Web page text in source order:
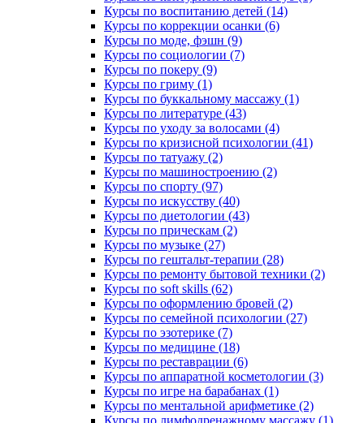
Курсы по воспитанию детей (14)
Курсы по коррекции осанки (6)
Курсы по моде, фэшн (9)
Курсы по социологии (7)
Курсы по покеру (9)
Курсы по гриму (1)
Курсы по буккальному массажу (1)
Курсы по литературе (43)
Курсы по уходу за волосами (4)
Курсы по кризисной психологии (41)
Курсы по татуажу (2)
Курсы по машиностроению (2)
Курсы по спорту (97)
Курсы по искусству (40)
Курсы по диетологии (43)
Курсы по прическам (2)
Курсы по музыке (27)
Курсы по гештальт-терапии (28)
Курсы по ремонту бытовой техники (2)
Курсы по soft skills (62)
Курсы по оформлению бровей (2)
Курсы по семейной психологии (27)
Курсы по эзотерике (7)
Курсы по медицине (18)
Курсы по реставрации (6)
Курсы по аппаратной косметологии (3)
Курсы по игре на барабанах (1)
Курсы по ментальной арифметике (2)